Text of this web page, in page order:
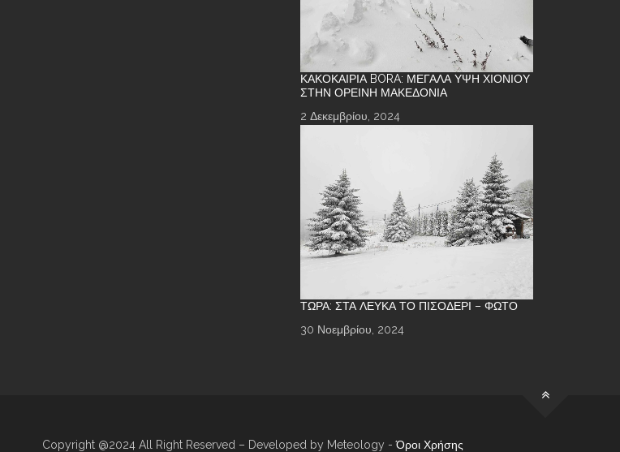
ΚΑΚΟΚΑΙΡΊΑ BORA: ΜΕΓΆΛΑ ΎΨΗ ΧΙΟΝΙΟΎ
ΣΤΗΝ ΟΡΕΙΝΉ ΜΑΚΕΔΟΝΊΑ
2 Δεκεμβρίου, 2024
ΤΏΡΑ: ΣΤΑ ΛΕΥΚΆ ΤΟ ΠΙΣΟΔΈΡΙ – ΦΩΤΌ
30 Νοεμβρίου, 2024
Copyright @2024 All Right Reserved – Developed by Meteology -Όροι Χρήσης